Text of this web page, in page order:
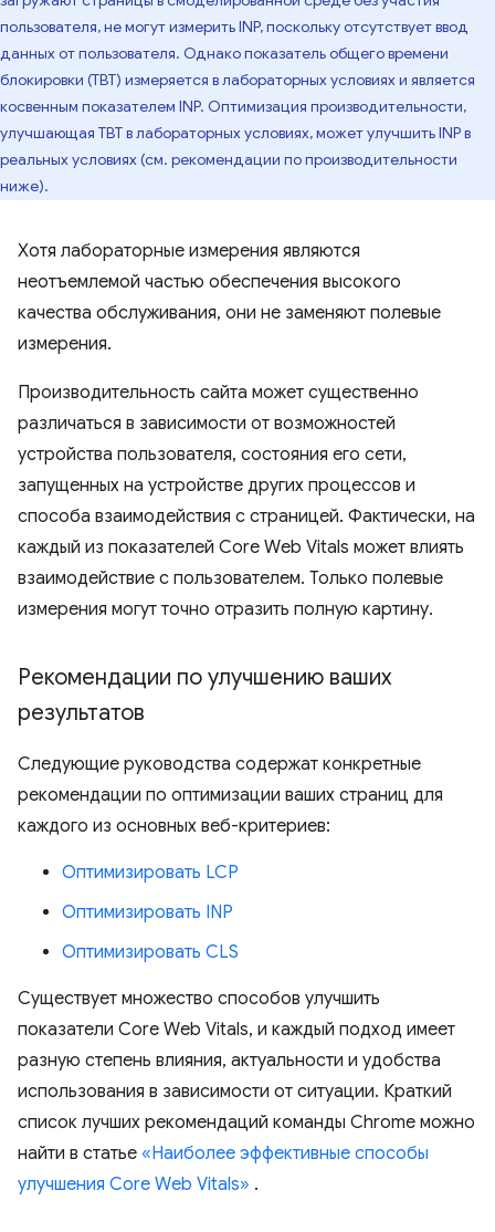
пользователя, не могут измерить INP, поскольку отсутствует ввод
данных от пользователя. Однако показатель общего времени
блокировки (TBT) измеряется в лабораторных условиях и является
косвенным показателем INP. Оптимизация производительности,
улучшающая TBT в лабораторных условиях, может улучшить INP в
реальных условиях (см. рекомендации по производительности
ниже).
Хотя лабораторные измерения являются
неотъемлемой частью обеспечения высокого
качества обслуживания, они не заменяют полевые
измерения.
Производительность сайта может существенно
различаться в зависимости от возможностей
устройства пользователя, состояния его сети,
запущенных на устройстве других процессов и
способа взаимодействия с страницей. Фактически, на
каждый из показателей Core Web Vitals может влиять
взаимодействие с пользователем. Только полевые
измерения могут точно отразить полную картину.
Рекомендации по улучшению ваших
результатов
Следующие руководства содержат конкретные
рекомендации по оптимизации ваших страниц для
каждого из основных веб-критериев:
Оптимизировать LCP
Оптимизировать INP
Оптимизировать CLS
Существует множество способов улучшить
показатели Core Web Vitals, и каждый подход имеет
разную степень влияния, актуальности и удобства
использования в зависимости от ситуации. Краткий
список лучших рекомендаций команды Chrome можно
найти в статье «Наиболее эффективные способы
улучшения Core Web Vitals» .